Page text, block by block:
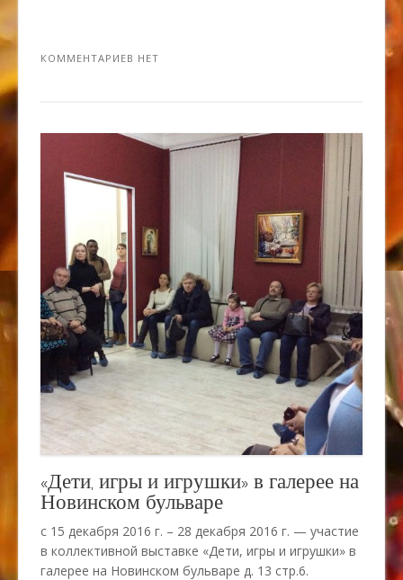
КОММЕНТАРИЕВ НЕТ
«Дети, игры и игрушки» в галерее на
Новинском бульваре
с 15 декабря 2016 г. – 28 декабря 2016 г. — участие
в коллективной выставке «Дети, игры и игрушки» в
галерее на Новинском бульваре д. 13 стр.6.